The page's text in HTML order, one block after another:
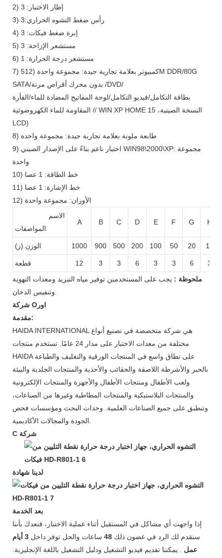
2) إطار الاختبار: 3
3) رأس ضغط التشوه الحراري:3
4) إبرة ضغط فيكات: 3
5) مستشعر الإزاحة: 3
6) مستشعر درجة الحرارة: 1
7) كمبيوتر بعلامة تجارية جيدة: مجموعة واحدة (512M DDR/80G
SATA/بدون محرك أقراص مرنة /DVD/
بطاقة التكامل/فيديو التكامل/لوحة المفاتيح المضادة للماء/الفأرة
المقاومة للماء الكهروضوئية // WIN XP HOME النسخة الصينية، 15
LCD)
8) طابعة ملونة بعلامة تجارية جيدة: مجموعة واحدة
9) اختبار ناعم بناءً على الإصدار الصيني WIN98\2000\XP: مجموعة
واحدة
10) خط الطاقة: 1 عصا
11) خط الإشارة: 1 عصا
12) الأوزان: مجموعة واحدة
الاسم
المواصفات
A B C D E F G H
الوزن (ز) 1000 900 500 200 100 50 20 10
قطعة 12 3 3 6 3 3 6
3
ملحوظة : يجب على المستخدمين توفير مياه التبريد ومعدات التهوية
وتنفيس الدخان.
شركة Oاور
مقدمة:
HAIDA INTERNATIONAL هي شركة متخصصة في تصنيع أنواع
مختلفة من معدات الاختبار على مدار 24 عامًا. تستخدم منتجات
HAIDA على نطاق واسع في المنتجات الورقية والتغليف والطباعة
بالحبر والأشرطة اللاصقة والحقائب والأحذية والمنتجات الجلدية والبيئة
ولعب الأطفال ومنتجات الأطفال والأجهزة والمنتجات الإلكترونية
والمنتجات البلاستيكية والمنتجات المطاطية وغيرها من الصناعات،
وتنطبق على جميع الصناعات العلمية. وحدات البحث ومؤسسات فحص
الجودة والمجالات الأكاديمية.
C شركة
لدينا شهادة
بعد الخدمة
إذا واجهت أي مشاكل في المستقبل أثناء عملية الاختبار، فنعدك بأننا
سنقدم لك الرد في غضون ذلك 48 ساعات والحل توفر داخل
3 أيام
عمل . يمكننا تقديم فيديو التشغيل ودليل التشغيل باللغة الإنجليزية.